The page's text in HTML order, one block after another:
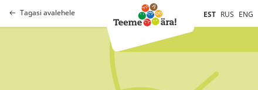
Tagasi avalehele EST RUS ENG